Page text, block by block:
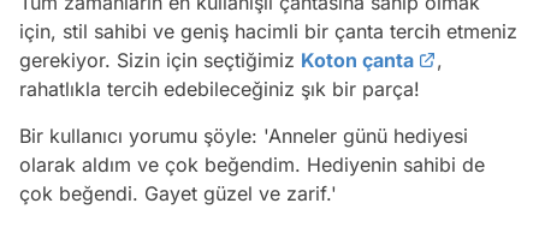
için, stil sahibi ve geniş hacimli bir çanta tercih etmeniz
gerekiyor. Sizin için seçtiğimiz Koton çanta
,
rahatlıkla tercih edebileceğiniz şık bir parça!
Bir kullanıcı yorumu şöyle: 'Anneler günü hediyesi
olarak aldım ve çok beğendim. Hediyenin sahibi de
çok beğendi. Gayet güzel ve zarif.'